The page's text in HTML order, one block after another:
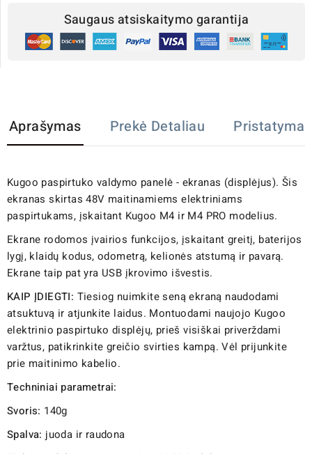
Saugaus atsiskaitymo garantija
Aprašymas Prekė Detaliau Pristatymas
Kugoo paspirtuko valdymo panelė - ekranas (displėjus). Šis
ekranas skirtas 48V maitinamiems elektriniams
paspirtukams, įskaitant Kugoo M4 ir M4 PRO modelius.
Ekrane rodomos įvairios funkcijos, įskaitant greitį, baterijos
lygį, klaidų kodus, odometrą, kelionės atstumą ir pavarą.
Ekrane taip pat yra USB įkrovimo išvestis.
KAIP ĮDIEGTI: Tiesiog nuimkite seną ekraną naudodami
atsuktuvą ir atjunkite laidus. Montuodami naujojo Kugoo
elektrinio paspirtuko displėjų, prieš visiškai priverždami
varžtus, patikrinkite greičio svirties kampą. Vėl prijunkite
prie maitinimo kabelio.
Techniniai parametrai:
Svoris: 140g
Spalva: juoda ir raudona